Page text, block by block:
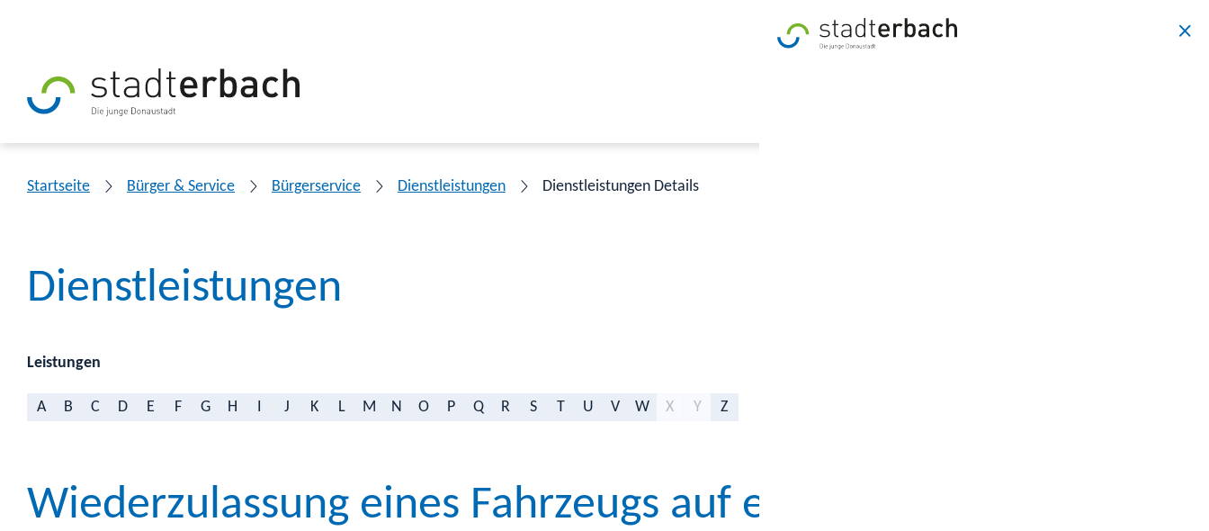
Startseite Bürger & Service Bürgerservice Dienstleistungen Dienstleistungen Details
Dienstleistungen
Leistungen
A B C D E F G H J K L M N O P Q R S T U V W X Y Z
Wiederzulassung eines Fahrzeugs auf einen neuen Halter